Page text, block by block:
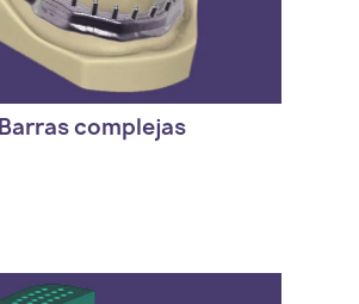
Barras complejas
de exocad. DentalCAD